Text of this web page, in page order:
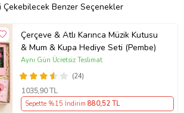
Çekebilecek Benzer Seçenekler
Çerçeve & Atlı Karınca Müzik Kutusu
& Mum & Kupa Hediye Seti (Pembe)
(24)
Aynı Gün Ücretsiz Teslimat
1035,90 TL
Sepette %15 İndirim 880,52 TL